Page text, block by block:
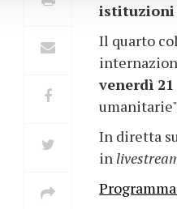
istituzioni
Il quarto
venerdì
In diretta
in